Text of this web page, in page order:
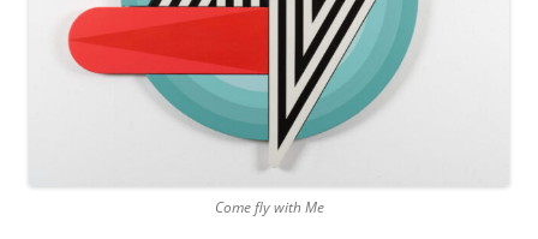
Come fly with Me